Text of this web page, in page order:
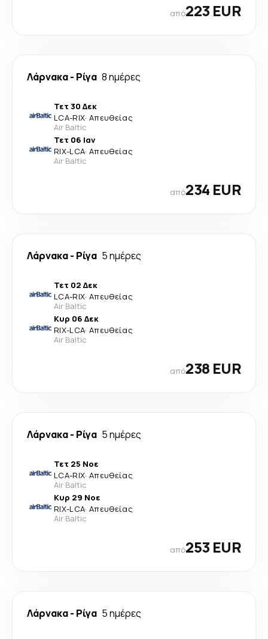
από223 EUR
Λάρνακα- Ρίγα 8 ημέρες
Τετ 30 Δεκ
LCA-RIX· Απευθείας
Air Baltic
Τετ 06 Ιαν
RIX-LCA· Απευθείας
Air Baltic
από234 EUR
Λάρνακα- Ρίγα 5 ημέρες
Τετ 02 Δεκ
LCA-RIX· Απευθείας
Air Baltic
Κυρ 06 Δεκ
RIX-LCA· Απευθείας
Air Baltic
από238 EUR
Λάρνακα- Ρίγα 5 ημέρες
Τετ 25 Νοε
LCA-RIX· Απευθείας
Air Baltic
Κυρ 29 Νοε
RIX-LCA· Απευθείας
Air Baltic
από253 EUR
Λάρνακα- Ρίγα 5 ημέρες